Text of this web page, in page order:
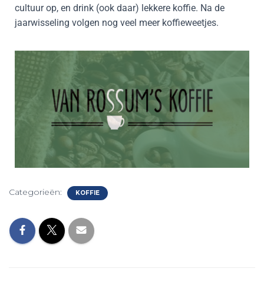
cultuur op, en drink (ook daar) lekkere koffie. Na de
jaarwisseling volgen nog veel meer koffieweetjes.
Categorieën: KOFFIE